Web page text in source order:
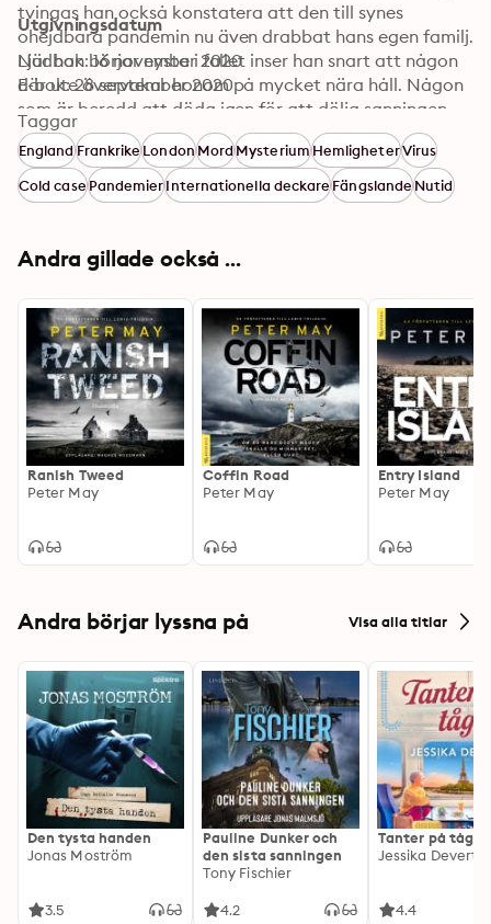
tvingas han också konstatera att den till synes
ohejdbara pandemin nu även drabbat hans egen familj.
När han börjar nysta i fallet inser han snart att någon
där ute övervakar honom på mycket nära håll. Någon
som är beredd att döda igen för att dölja sanningen.
Frågan är vad som kommer att stoppa MacNeil först -
viruset eller mördaren?
Utgivningsdatum
Ljudbok: 16 november 2020
E-bok: 28 september 2020
Taggar
EnglandFrankrikeLondonMordMysteriumHemligheterVirus
Cold casePandemierInternationella deckareFängslandeNutid
Andra gillade också ...
Ranish Tweed
Peter May
Coffin Road
Peter May
Entry Island
Peter May
Andra börjar lyssna på Visa alla titlar
Den tysta handen
Jonas Moström
3.5
Pauline Dunker och
den sista sanningen
Tony Fischier
4.2
Tanter på tåg
Jessika Devert
4.4